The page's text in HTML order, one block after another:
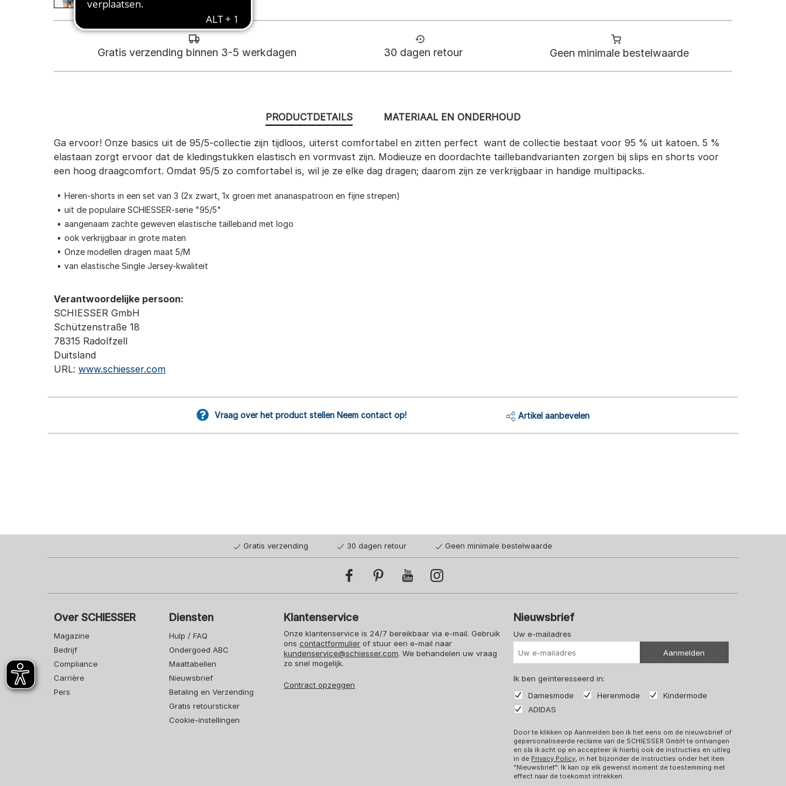
Gratis verzending binnen 3-5 werkdagen 30 dagen retour Geen minimale bestelwaarde
PRODUCTDETAILS
Ga ervoor! Onze basics uit de 95/5-collectie zijn tijdloos, uiterst comfortabel en zitten perfect  want de collectie bestaat voor 95 % uit katoen. 5 %
elastaan zorgt ervoor dat de kledingstukken elastisch en vormvast zijn. Modieuze en doordachte taillebandvarianten zorgen bij slips en shorts voor
een hoog draagcomfort. Omdat 95/5 zo comfortabel is, wil je ze elke dag dragen; daarom zijn ze verkrijgbaar in handige multipacks.
Heren-shorts in een set van 3 (2x zwart, 1x groen met ananaspatroon en fijne strepen)
uit de populaire SCHIESSER-serie "95/5"
aangenaam zachte geweven elastische tailleband met logo
ook verkrijgbaar in grote maten
Onze modellen dragen maat 5/M
van elastische Single Jersey-kwaliteit
Verantwoordelijke persoon:
SCHIESSER GmbH
Schützenstraße 18
78315 Radolfzell
Duitsland
URL: www.schiesser.com
MATERIAAL EN ONDERHOUD
Vraag over het product stellen Neem contact op! Artikel aanbevelen
Gratis verzending 30 dagen retour Geen minimale bestelwaarde
Over SCHIESSER
Magazine
Bedrijf
Compliance
Carrière
Pers
Diensten
Hulp / FAQ
Ondergoed ABC
Maattabellen
Nieuwsbrief
Betaling en Verzending
Gratis retoursticker
Cookie-instellingen
Klantenservice
Onze klantenservice is 24/7 bereikbaar via e-mail. Gebruik
onscontactformulier of stuur een e-mail naar
kundenservice@schiesser.com. We behandelen uw vraag
zo snel mogelijk.
Contract opzeggen
Nieuwsbrief
Uw e-mailadres
Aanmelden
Ik ben geïnteresseerd in:
Damesmode
Herenmode
Kindermode
ADIDAS
Door te klikken op Aanmelden ben ik het eens om de nieuwsbrief of
gepersonaliseerde reclame van de SCHIESSER GmbH te ontvangen
en sla ik acht op en accepteer ik hierbij ook de instructies en uitleg
in de Privacy Policy, in het bijzonder de instructies onder het item
"Nieuwsbrief". Ik kan op elk gewenst moment de toestemming met
effect naar de toekomst intrekken.